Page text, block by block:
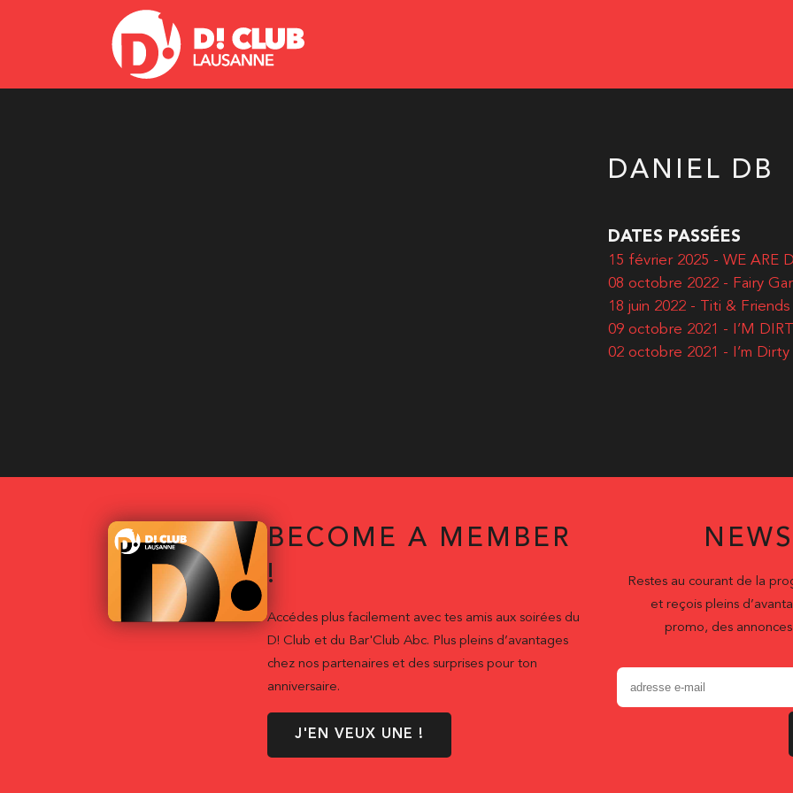
DANIEL DB
DATES PASSÉES
15 février 2025 - WE ARE
08 octobre 2022 - Fairy
18 juin 2022 - Titi & Friends
09 octobre 2021 - I’M
02 octobre 2021 - I’m Dirty
BECOME A MEMBER
!
Accédes plus facilement avec tes amis aux soirées du
D! Club et du Bar'Club Abc. Plus pleins d’avantages
chez nos partenaires et des surprises pour ton
anniversaire.
J'EN VEUX UNE !
Restes au courant de la
et reçois pleins
promo, des